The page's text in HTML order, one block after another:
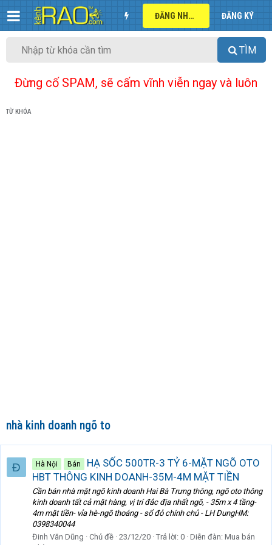
ĐĂNG NHẬP ĐĂNG KÝ
TÌM
Đừng cố SPAM, sẽ cấm vĩnh viễn ngay và luôn
TỪ KHÓA
nhà kinh doanh ngõ to
Đ Hà Nội Bán
HẠ SỐC 500TR-3 TỶ 6-MẶT NGÕ OTO
HBT THÔNG KINH DOANH-35M-4M MẶT TIỀN
Cần bán nhà mặt ngõ kinh doanh Hai Bà Trưng thông, ngõ oto thông
kinh doanh tất cả mặt hàng, vị trí đắc địa nhất ngõ, - 35m x 4 tầng-
4m mặt tiền- vỉa hè-ngõ thoáng - sổ đỏ chính chủ - LH DungHM:
0398340044
Đinh Văn Dũng
Chủ đề 23/12/20 Trả lời: 0 Diễn đàn: Mua bán